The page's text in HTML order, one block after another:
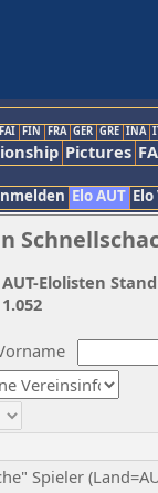
FAI FIN FRA GER GRE INA
Pictures
Elo AUT
Spieler
AUT-Elolisten
1.052